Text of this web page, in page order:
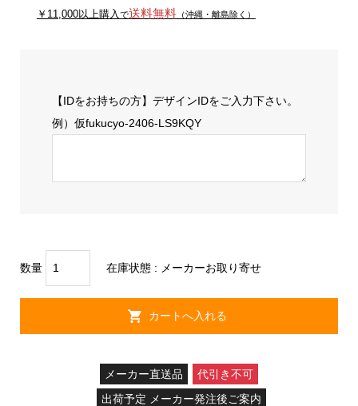
￥11,000以上購入 で送料無料（沖縄・離島除く）
【IDをお持ちの方】デザインIDをご入力下さい。
例）仮fukucyo-2406-LS9KQY
数量 在庫状態 : メーカーお取り寄せ
メーカー直送品
代引き不可
出荷予定 メーカー発注後ご案内